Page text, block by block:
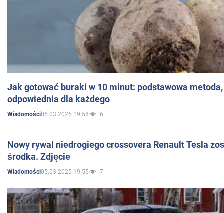
Jak gotować buraki w 10 minut: podstawowa
odpowiednia dla każdego
Wiadomości05.03.2025 19:58 6
Nowy rywal niedrogiego crossovera Renault Tesla
środka. Zdjęcie
Wiadomości05.03.2025 19:55 7